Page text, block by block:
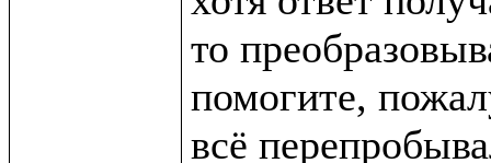
то
помогите,